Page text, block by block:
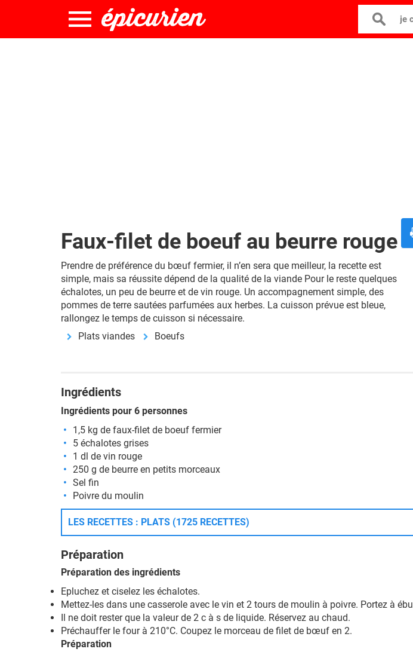
je
Faux-filet de boeuf au beurre rouge
Prendre de préférence du bœuf fermier, il n’en sera que meilleur, la recette est
simple, mais sa réussite dépend de la qualité de la viande Pour le reste quelques
échalotes, un peu de beurre et de vin rouge. Un accompagnement simple, des
pommes de terre sautées parfumées aux herbes. La cuisson prévue est bleue,
rallongez le temps de cuisson si nécessaire.
Plats viandes
Boeufs
Ingrédients
Ingrédients pour 6 personnes
1,5 kg de faux-filet de boeuf fermier
5 échalotes grises
1 dl de vin rouge
250 g de beurre en petits morceaux
Sel fin
Poivre du moulin
LES RECETTES : PLATS (1725 RECETTES)
Préparation
Préparation des ingrédients
Epluchez et ciselez les échalotes.
Mettez-les dans une casserole avec le vin et 2 tours de moulin à poivre. Portez à
Il ne doit rester que la valeur de 2 c à s de liquide. Réservez au chaud.
Préchauffer le four à 210°C. Coupez le morceau de filet de bœuf en 2.
Préparation